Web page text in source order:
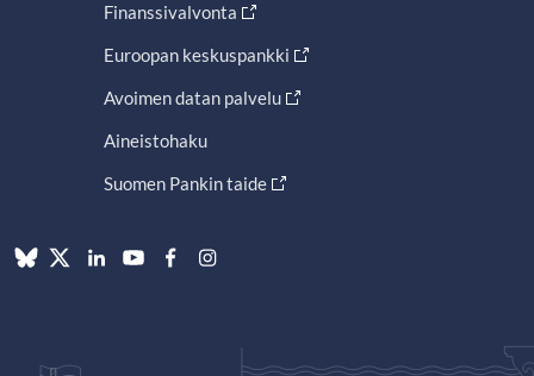
Finanssivalvonta
Euroopan keskuspankki
Avoimen datan palvelu
Aineistohaku
Suomen Pankin taide